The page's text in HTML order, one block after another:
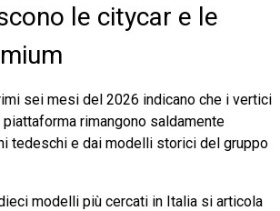
le citycar e le
sei mesi del 2026 indicano che i vertici
rimangono saldamente
tedeschi e dai modelli storici del gruppo
modelli più cercati in Italia si articola